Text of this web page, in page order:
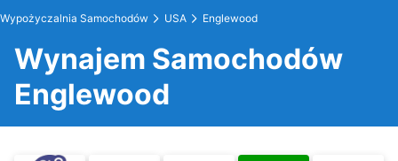
Wypożyczalnia Samochodów USA Englewood
Wynajem Samochodów
Englewood